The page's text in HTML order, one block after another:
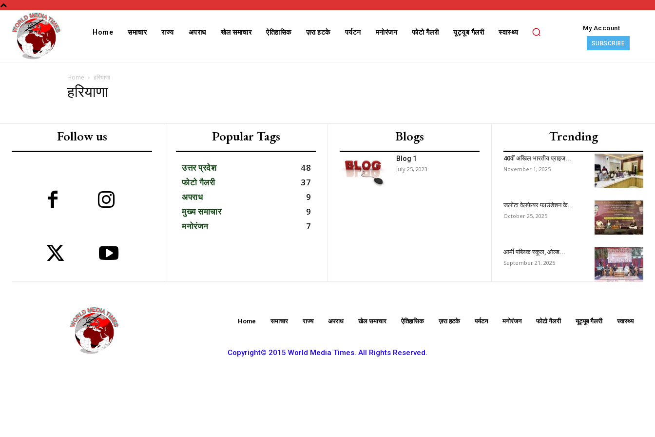
Free limited access
Etiam est nibh, lobortis sit
Orci varius natoque dolor
Member full access
Orci varius natoque dolor
Home समाचार राज्य अपराध खेल समाचार ऐतिहासिक ज़रा हटके पर्यटन मनोरंजन फोटो गैलरी यूट्यूब गैलरी स्वास्थ्य
My Account
SUBSCRIBE
Home हरियाणा
हरियाणा
Follow us Popular Tags
उत्तर प्रदेश
48
फोटो गैलरी
37
अपराध
9
मुख्य समाचार
9
मनोरंजन
7
Blogs
Blog 1
July 25, 2023
Trending
40वीं अखिल भारतीय प्राइज...
November 1, 2025
जलोटा वेलफेयर फाउंडेशन के...
October 25, 2025
आर्मी पब्लिक स्कूल, ओल्ड...
September 21, 2025
Home समाचार राज्य अपराध खेल समाचार ऐतिहासिक ज़रा हटके पर्यटन मनोरंजन फोटो गैलरी यूट्यूब गैलरी स्वास्थ्य
Copyright© 2015 World Media Times. All Rights Reserved.